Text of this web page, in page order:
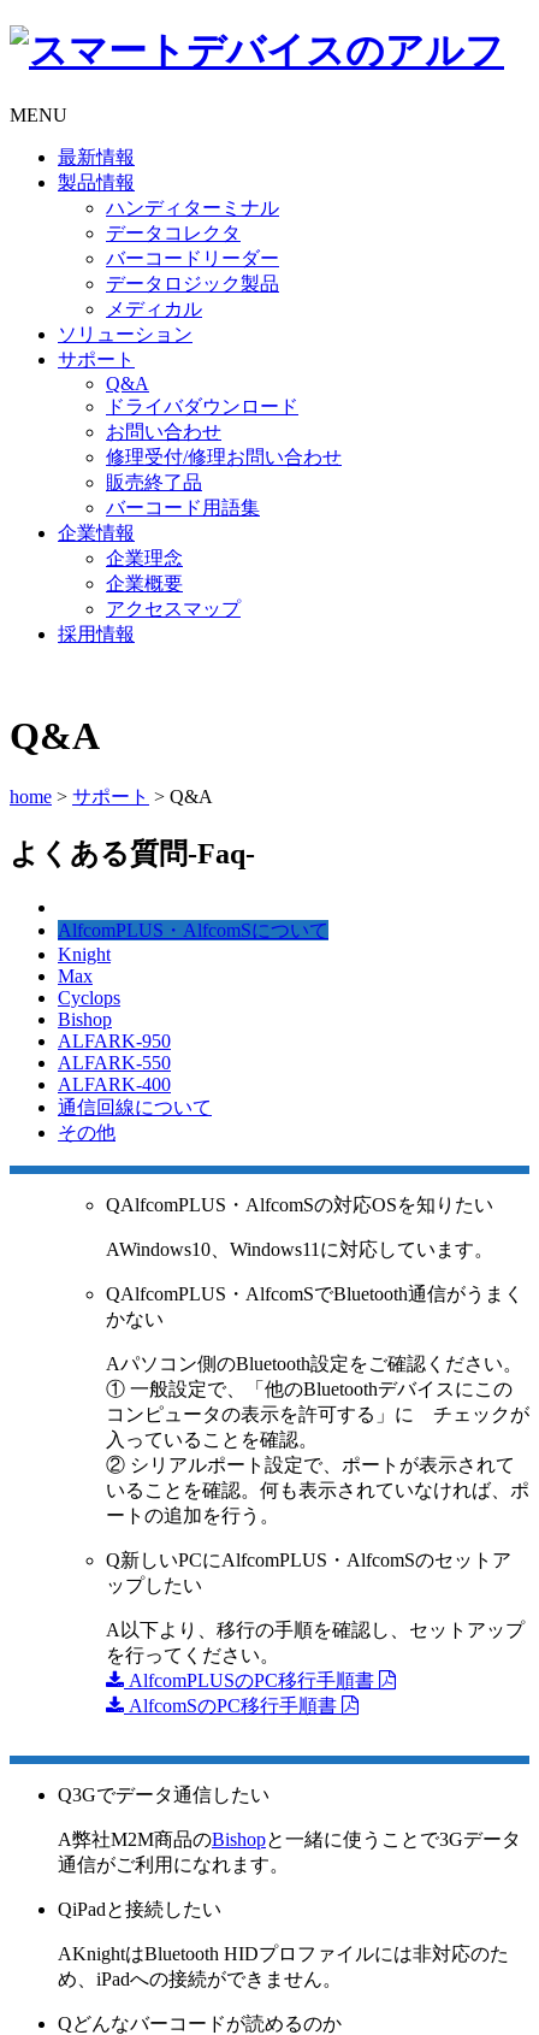
MENU
最新情報
製品情報
ハンディターミナル
データコレクタ
バーコードリーダー
データロジック製品
メディカル
ソリューション
サポート
Q&A
ドライバダウンロード
お問い合わせ
修理受付/修理お問い合わせ
販売終了品
バーコード用語集
企業情報
企業理念
企業概要
アクセスマップ
採用情報
Q&A
home > サポート > Q&A
よくある質問-Faq-
AlfcomPLUS・AlfcomSについて
Knight
Max
Cyclops
Bishop
ALFARK-950
ALFARK-550
ALFARK-400
通信回線について
その他
QAlfcomPLUS・AlfcomSの対応OSを知りたい
AWindows10、Windows11に対応しています。
QAlfcomPLUS・AlfcomSでBluetooth通信がうまく
かない
Aパソコン側のBluetooth設定をご確認ください。
① 一般設定で、「他のBluetoothデバイスにこの
コンピュータの表示を許可する」に チェックが
入っていることを確認。
② シリアルポート設定で、ポートが表示されて
いることを確認。何も表示されていなければ、ポ
ートの追加を行う。
Q新しいPCにAlfcomPLUS・AlfcomSのセットア
ップしたい
A 以下より、移行の手順を確認し、セットアップ
を行ってください。
AlfcomPLUSのPC移行手順書
AlfcomSのPC移行手順書
Q3Gでデータ通信したい
A弊社M2M商品のBishopと一緒に使うことで3Gデータ
通信がご利用になれます。
QiPadと接続したい
AKnightはBluetooth HIDプロファイルには非対応のた
め、iPadへの接続ができません。
Qどんなバーコードが読めるのか